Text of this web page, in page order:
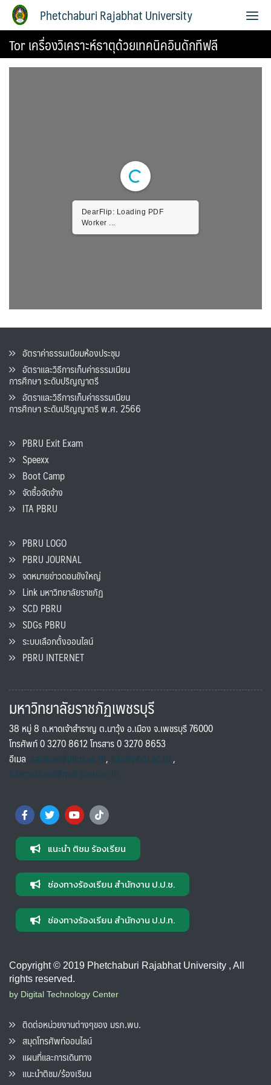
Phetchaburi Rajabhat University
Tor เครื่องวิเคราะห์ธาตุด้วยเทคนิคอินดักทีฟลี
DearFlip: Loading PDF
Worker ...
อัตราค่าธรรมเนียมห้องประชุม
อัตราและวิธีการเก็บค่าธรรมเนียน
การศึกษา ระดับปริญญาตรี
อัตราและวิธีการเก็บค่าธรรมเนียน
การศึกษา ระดับปริญญาตรี พ.ศ. 2566
PBRU Exit Exam
Speexx
Boot Camp
จัดซื้อจัดจ้าง
ITA PBRU
PBRU LOGO
PBRU JOURNAL
จดหมายข่าวดอนขังใหญ่
Link มหาวิทยาลัยราชภัฏ
SCD PBRU
SDGs PBRU
ระบบเลือกตั้งออนไลน์
PBRU INTERNET
มหาวิทยาลัยราชภัฏเพชรบุรี
38 หมู่ 8 ถ.หาดเจ้าสำราญ ต.นาวุ้ง อ.เมือง จ.เพชรบุรี 76000
โทรศัพท์ 0 3270 8612 โทรสาร 0 3270 8653
อีเมล saraban@pbru.ac.th, info@pbru.ac.th,
international@mail.pbru.ac.th
แนะนำ ติชม ร้องเรียน
ช่องทางร้องเรียน สำนักงาน ป.ป.ช.
ช่องทางร้องเรียน สำนักงาน ป.ป.ท.
Copyright © 2019 Phetchaburi Rajabhat University , All
rights reserved.
by Digital Technology Center
ติดต่อหน่วยงานต่างๆของ มรภ.พบ.
สมุดโทรศัพท์ออนไลน์
แผนที่และการเดินทาง
แนะนำติชม/ร้องเรียน